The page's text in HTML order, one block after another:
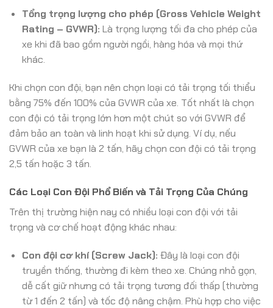
Tổng trọng lượng cho phép (Gross Vehicle Weight
Rating – GVWR): Là trọng lượng tối đa cho phép của
xe khi đã bao gồm người ngồi, hàng hóa và mọi thứ
khác.
Khi chọn con đội, bạn nên chọn loại có tải trọng tối thiểu
bằng 75% đến 100% của GVWR của xe. Tốt nhất là chọn
con đội có tải trọng lớn hơn một chút so với GVWR để
đảm bảo an toàn và linh hoạt khi sử dụng. Ví dụ, nếu
GVWR của xe bạn là 2 tấn, hãy chọn con đội có tải trọng
2,5 tấn hoặc 3 tấn.
Các Loại Con Đội Phổ Biến và Tải Trọng Của Chúng
Trên thị trường hiện nay có nhiều loại con đội với tải
trọng và cơ chế hoạt động khác nhau:
Con đội cơ khí (Screw Jack): Đây là loại con đội
truyền thống, thường đi kèm theo xe. Chúng nhỏ gọn,
dễ cất giữ nhưng có tải trọng tương đối thấp (thường
từ 1 đến 2 tấn) và tốc độ nâng chậm. Phù hợp cho việc